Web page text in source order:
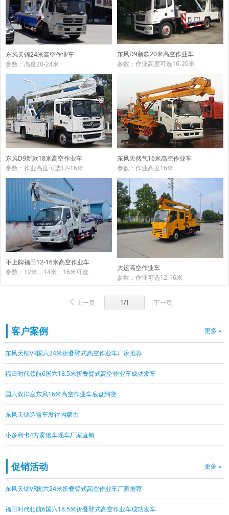
东风天锦24米高空作业车
参数：高度20-24米
东风D9新款20米高空作业车
参数：作业高度可选16-20米
东风D9新款18米高空作业车
参数：作业高度可选12-16米
东风天然气16米高空作业车
参数：作业高度16米
不上牌福田12-16米高空作业车
参数：12米、14米、16米可选
大运高空作业车
参数：作业可选12-16米
上一页 1/1 下一页
客户案例 更多 »
东风天锦VR国六24米折叠臂式高空作业车厂家推荐
福田时代领航6国六18.5米折叠臂式高空作业车成功发车
国六双排座东风16米高空作业车底盘到货
东风天锦造雪车发往内蒙古
小多利卡4方雾炮车现车厂家直销
促销活动 更多 »
东风天锦VR国六24米折叠臂式高空作业车厂家推荐
福田时代领航6国六18.5米折叠臂式高空作业车成功发车